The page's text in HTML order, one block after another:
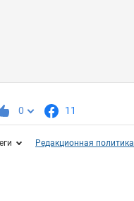
0 11
Редакционная политика